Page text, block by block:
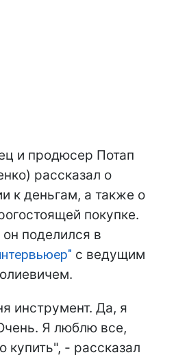
и продюсер Потап
рассказал о
к деньгам, а также о
покупке.
поделился в
с ведущим
инструмент. Да, я
Я люблю все,
купить", - рассказал